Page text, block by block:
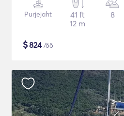
Purjejaht
41 ft
12 m
8
$824/öö